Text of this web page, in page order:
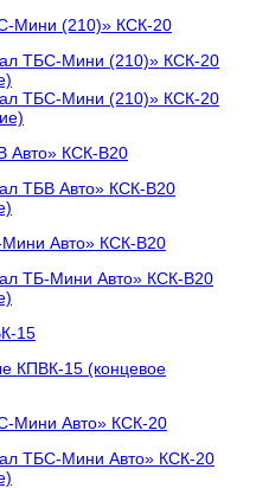
Мини (210)» КСК-20
ТБС-Мини (210)» КСК-20
ТБС-Мини (210)» КСК-20
Авто» КСК-В20
ТБВ Авто» КСК-В20
Мини Авто» КСК-В20
ТБ-Мини Авто» КСК-В20
15
КПВК-15 (концевое
Мини Авто» КСК-20
ТБC-Мини Авто» КСК-20